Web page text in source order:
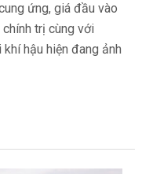
ứng, giá đầu vào
trị cùng với
hậu hiện đang ảnh